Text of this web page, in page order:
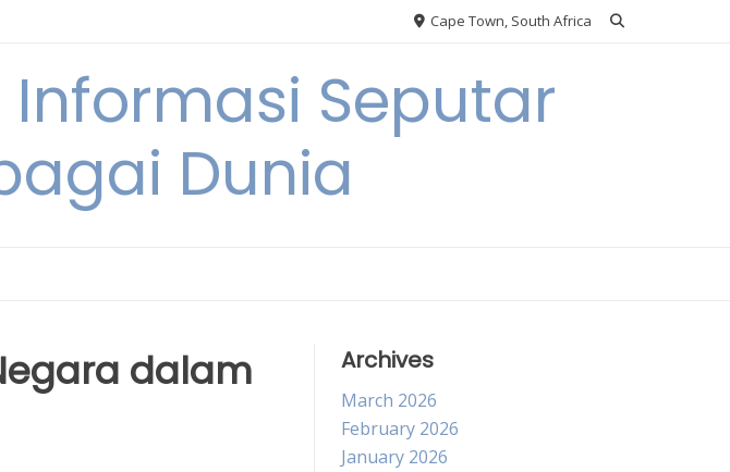
Cape Town, South Africa
Informasi Seputar
Dunia
dalam
Archives
March 2026
February 2026
January 2026